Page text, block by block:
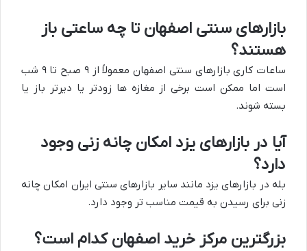
بازارهای سنتی اصفهان تا چه ساعتی باز
هستند؟
ساعات کاری بازارهای سنتی اصفهان معمولاً از ۹ صبح تا ۹ شب
است اما ممکن است برخی از مغازه ها زودتر یا دیرتر باز یا
بسته شوند.
آیا در بازارهای یزد امکان چانه زنی وجود
دارد؟
بله در بازارهای یزد مانند سایر بازارهای سنتی ایران امکان چانه
زنی برای رسیدن به قیمت مناسب تر وجود دارد.
بزرگترین مرکز خرید اصفهان کدام است؟